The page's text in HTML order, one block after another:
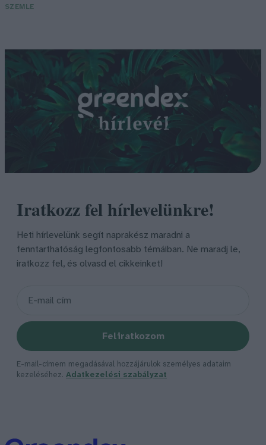
SZEMLE
Iratkozz fel hírlevelünkre!
Heti hírlevelünk segít naprakész maradni a
fenntarthatóság legfontosabb témáiban. Ne maradj le,
iratkozz fel, és olvasd el cikkeinket!
Feliratkozom
E-mail-címem megadásával hozzájárulok személyes adataim
kezeléséhez. Adatkezelési szabályzat